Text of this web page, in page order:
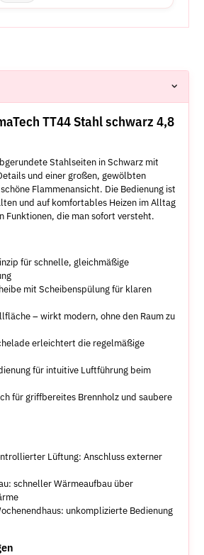
TT44 Stahl schwarz 4,8
Stahlseiten in Schwarz mit
und einer großen, gewölbten
Flammenansicht. Die Bedienung ist
und auf komfortables Heizen im Alltag
Funktionen, die man sofort versteht.
für schnelle, gleichmäßige
mit Scheibenspülung für klaren
– wirkt modern, ohne den Raum zu
erleichtert die regelmäßige
für intuitive Luftführung beim
für griffbereites Brennholz und saubere
Lüftung: Anschluss externer
schneller Wärmeaufbau über
unkomplizierte Bedienung